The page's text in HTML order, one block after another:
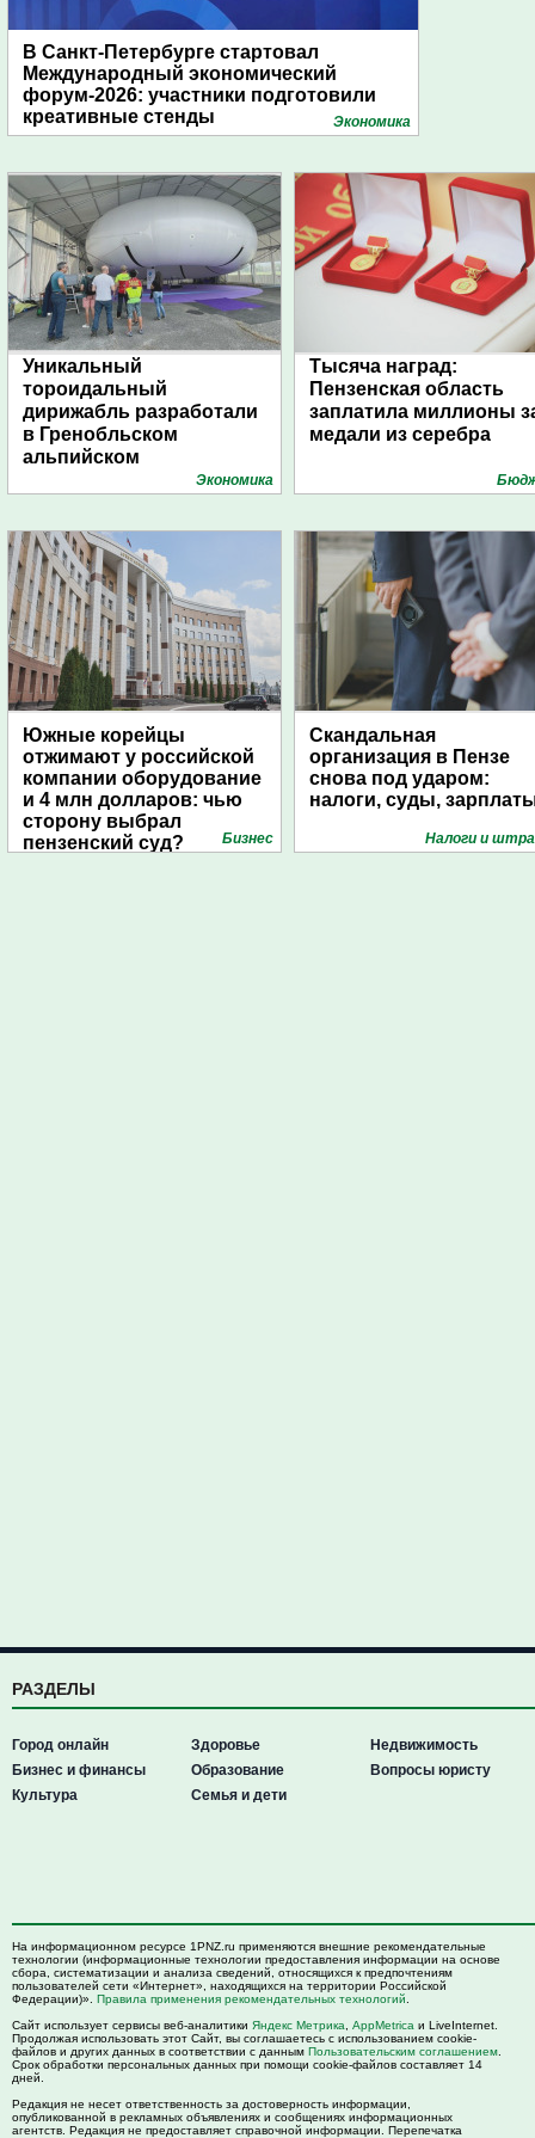
В Санкт-Петербурге стартовал
Международный экономический
форум-2026: участники подготовили
креативные стенды
Экономика
Уникальный
тороидальный
дирижабль разработали
в Гренобльском
альпийском
Экономика
Тысяча наград:
Пензенская область
заплатила миллионы
медали из серебра
Южные корейцы
отжимают у российской
компании оборудование
и 4 млн долларов: чью
сторону выбрал
пензенский суд?
Бизнес
Скандальная
организация в Пензе
снова под ударом:
налоги, суды,
Налоги и
РАЗДЕЛЫ
Город онлайн
Бизнес и финансы
Культура
Здоровье
Образование
Семья и дети
Недвижимость
Вопросы юристу
На информационном ресурсе 1PNZ.ru применяются внешние рекомендательные
технологии (информационные технологии предоставления информации на основе
сбора, систематизации и анализа сведений, относящихся к предпочтениям
пользователей сети «Интернет», находящихся на территории Российской
Федерации)». Правила применения рекомендательных технологий
Сайт использует сервисы веб-аналитики Яндекс Метрика AppMetrica и LiveInternet.
Продолжая использовать этот Сайт, вы соглашаетесь с использованием cookie-
файлов и других данных в соответствии с данным Пользовательским соглашением
Срок обработки персональных данных при помощи cookie-файлов составляет 14
дней.
Редакция не несет ответственность за достоверность информации,
опубликованной в рекламных объявлениях и сообщениях информационных
агентств. Редакция не предоставляет справочной информации. Перепечатка